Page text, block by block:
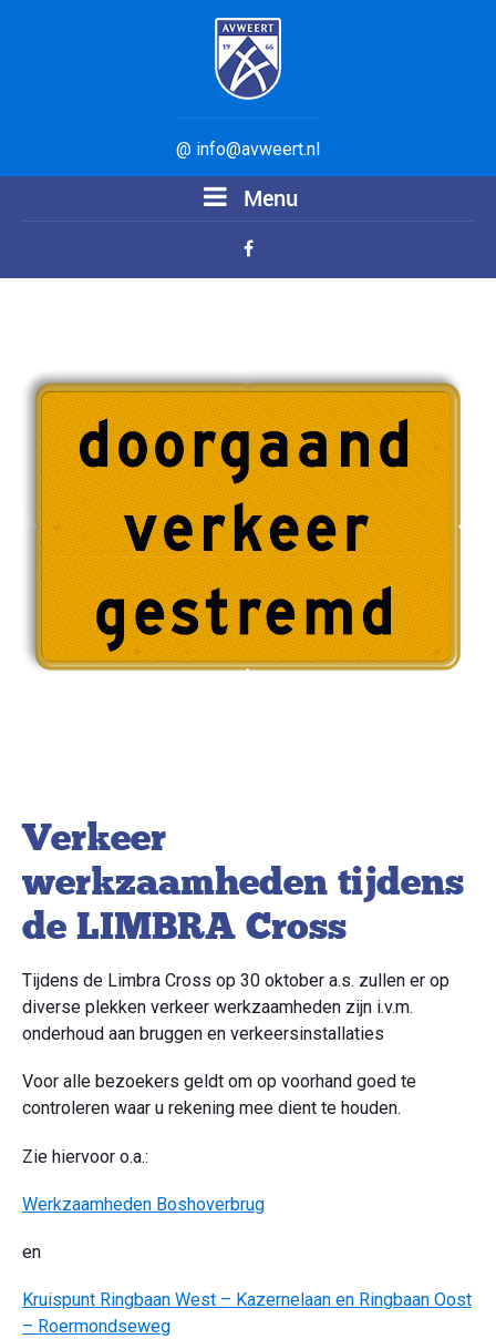
@ info@avweert.nl
Menu
Verkeer
werkzaamheden tijdens
de LIMBRA Cross
Tijdens de Limbra Cross op 30 oktober a.s. zullen er op
diverse plekken verkeer werkzaamheden zijn i.v.m.
onderhoud aan bruggen en verkeersinstallaties
Voor alle bezoekers geldt om op voorhand goed te
controleren waar u rekening mee dient te houden.
Zie hiervoor o.a.:
Werkzaamheden Boshoverbrug
en
Kruispunt Ringbaan West – Kazernelaan en Ringbaan Oost
– Roermondseweg